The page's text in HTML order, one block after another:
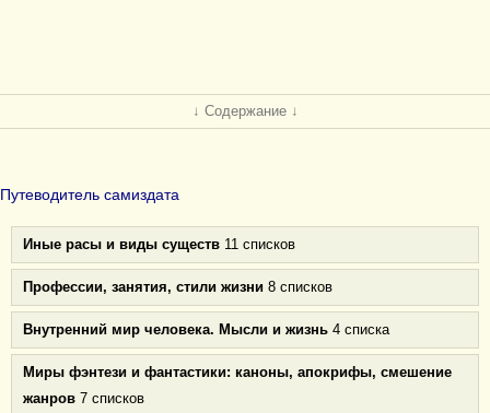
↓ Содержание ↓
Путеводитель самиздата
Иные расы и виды существ 11 списков
Профессии, занятия, стили жизни 8 списков
Внутренний мир человека. Мысли и жизнь 4 списка
Миры фэнтези и фантастики: каноны, апокрифы, смешение
жанров 7 списков